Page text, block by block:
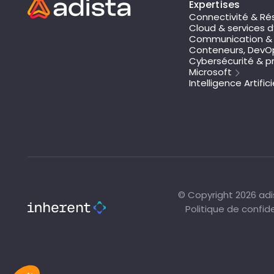
Expertises
Connectivité &
Cloud & services
Communication
Conteneurs,
Cybersécurité &
Microsoft
Intelligence
© Copyright 2026
Politique de